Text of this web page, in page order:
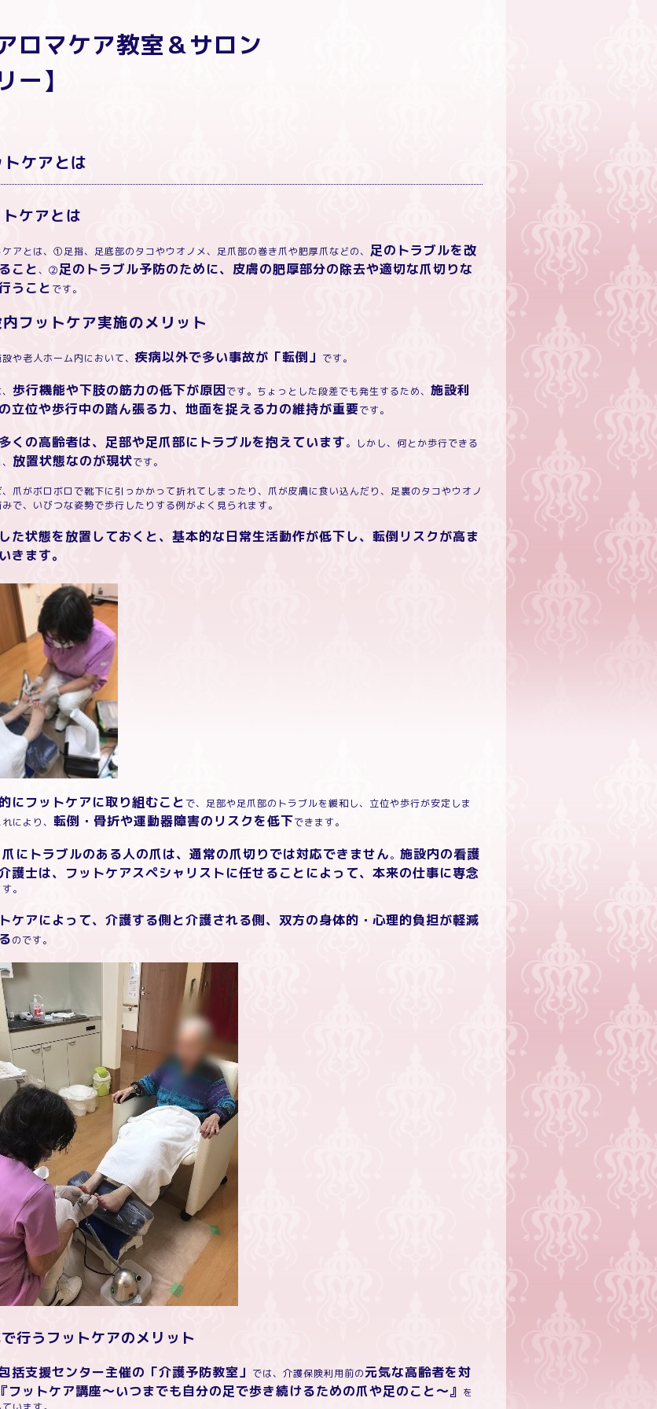
アロマケア教室＆サロン
ー】
トケアとは
ケアとは
ケアとは、①足指、足底部のタコやウオノメ、足爪部の巻き爪や肥厚爪などの、 足のトラブルを改
こと 、②足のトラブル予防のために、皮膚の肥厚部分の除去や適切な爪切りな
うこと です。
フットケア実施のメリット
や老人ホーム内において、疾病以外で多い事故が「転倒」 です。
歩行機能や下肢の筋力の低下が原因です。ちょっとした段差でも発生するため、 施設利
立位や歩行中の踏ん張る力、地面を捉える力の維持が重要です。
くの高齢者は、足部や足爪部にトラブルを抱えています。しかし、何とか歩行できる
放置状態なのが現状です。
爪がボロボロで靴下に引っかかって折れてしまったり、爪が皮膚に食い込んだり、足裏のタコやウオノ
で、いびつな姿勢で歩行したりする例がよく見られます。
た状態を放置しておくと、基本的な日常生活動作が低下し、転倒リスクが高ま
きます。
にフットケアに取り組むこと で、足部や足爪部のトラブルを緩和し、立位や歩行が安定しま
により、 転倒・骨折や運動器障害のリスクを低下できます。
爪にトラブルのある人の爪は、通常の爪切りでは対応できません。 施設内の看護
護士は、フットケアスペシャリストに任せることによって、本来の仕事に専念
。
ケアによって、介護する側と介護される側、双方の身体的・心理的負担が軽減
のです。
行うフットケアのメリット
括支援センター主催の「介護予防教室」 では、介護保険利用前の元気な高齢者を対
『フットケア講座～いつまでも自分の足で歩き続けるための爪や足のこと～』 を